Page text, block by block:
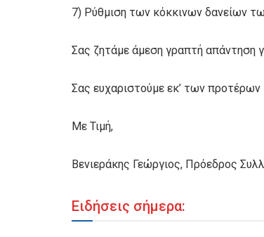
7) Ρύθμιση των κόκκινων δανείων
Σας ζητάμε άμεση γραπτή απάντηση
Σας ευχαριστούμε εκ’ των προτέρων
Με Τιμή,
Βενιεράκης Γεώργιος, Πρόεδρος
Ειδήσεις σήμερα: